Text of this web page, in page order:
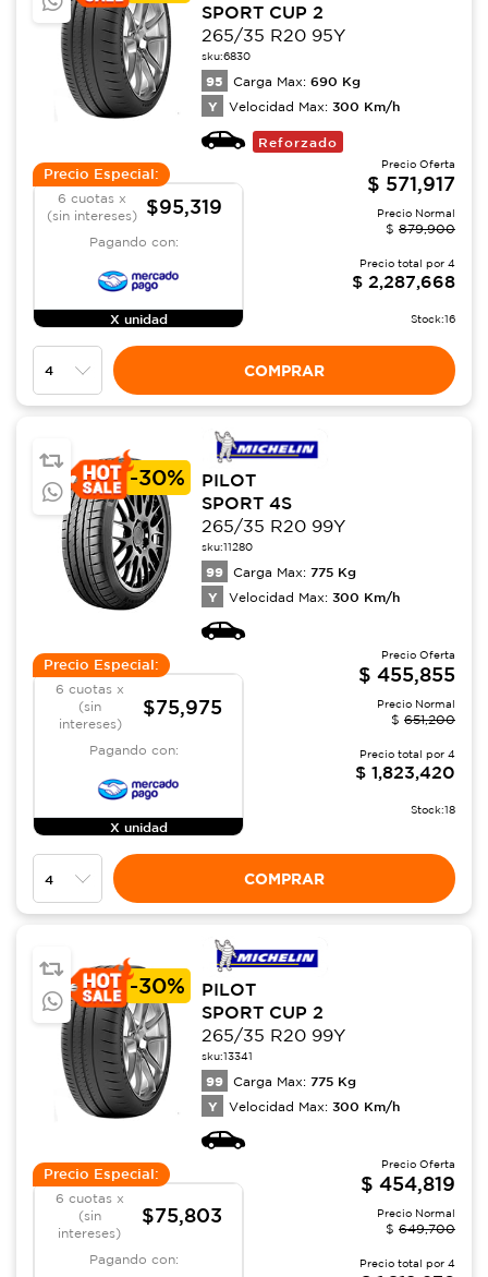
SPORT CUP 2
265/35 R20 95Y
sku:6830
95 Carga Max: 690 Kg
Y Velocidad Max: 300 Km/h
Reforzado
Precio Especial:
6 cuotas x
(sin intereses)
$95,319
Pagando con:
X unidad
Precio Oferta
$ 571,917
Precio Normal
$ 879,900
Precio total por 4
$ 2,287,668
Stock:16
COMPRAR
-30%
PILOT
SPORT 4S
265/35 R20 99Y
sku:11280
99 Carga Max: 775 Kg
Y Velocidad Max: 300 Km/h
Precio Especial:
6 cuotas x
(sin
intereses)
$75,975
Pagando con:
X unidad
Precio Oferta
$ 455,855
Precio Normal
$ 651,200
Precio total por 4
$ 1,823,420
Stock:18
COMPRAR
-30%
PILOT
SPORT CUP 2
265/35 R20 99Y
sku:13341
99 Carga Max: 775 Kg
Y Velocidad Max: 300 Km/h
Precio Especial:
6 cuotas x
(sin
intereses)
$75,803
Pagando con:
Precio Oferta
$ 454,819
Precio Normal
$ 649,700
Precio total por 4